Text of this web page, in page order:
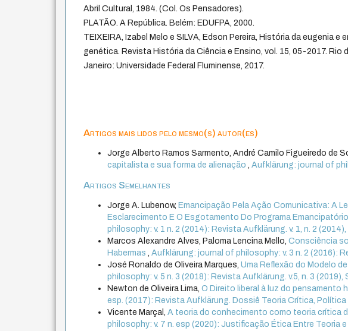
Abril Cultural, 1984. (Col. Os Pensadores).
PLATÃO. A República. Belém: EDUFPA, 2000.
TEIXEIRA, Izabel Melo e SILVA, Edson Pereira, História da eugenia e
genética. Revista História da Ciência e Ensino, vol. 15, 05-2017. Rio
Janeiro: Universidade Federal Fluminense, 2017.
Artigos mais lidos pelo mesmo(s) autor(es)
Jorge Alberto Ramos Sarmento, André Camilo Figueiredo de
capitalista e sua forma de alienação,Aufklärung: journal of
Artigos Semelhantes
Jorge A. Lubenow, Emancipação Pela Ação Comunicativa: A
Esclarecimento E O Esgotamento Do Programa
philosophy: v. 1 n. 2 (2014): Revista Aufklärung. v. 1, n. 2
Marcos Alexandre Alves, Paloma Lencina Mello,Consciência
Habermas,Aufklärung: journal of philosophy: v. 3 n. 2 (2016):
José Ronaldo de Oliveira Marques,Uma Reflexão do Modelo
philosophy: v. 5 n. 3 (2018): Revista Aufklärung. v.5, n. 3
Newton de Oliveira Lima,O Direito liberal à luz do pensamento
esp. (2017): Revista Aufklärung. Dossiê Teoria Crítica, Política
Vicente Marçal,A teoria do conhecimento como teoria crítica
philosophy: v. 7 n. esp (2020): Justificação Ética Entre Teoria